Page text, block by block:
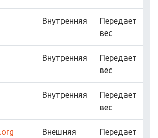
Внутренняя
Передает
вес
Внутренняя
Передает
вес
Внутренняя
Передает
вес
Внешняя
Передает